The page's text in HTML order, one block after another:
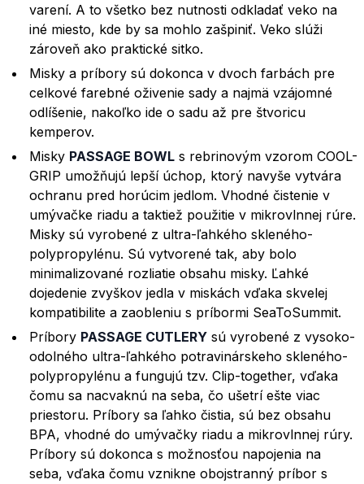
varení. A to všetko bez nutnosti odkladať veko na
iné miesto, kde by sa mohlo zašpiniť. Veko slúži
zároveň ako praktické sitko.
Misky a príbory sú dokonca v dvoch farbách pre
celkové farebné oživenie sady a najmä vzájomné
odlíšenie, nakoľko ide o sadu až pre štvoricu
kemperov.
Misky PASSAGE BOWL s rebrinovým vzorom COOL-
GRIP umožňujú lepší úchop, ktorý navyše vytvára
ochranu pred horúcim jedlom. Vhodné čistenie v
umývačke riadu a taktiež použitie v mikrovlnnej rúre.
Misky sú vyrobené z ultra-ľahkého skleného-
polypropylénu. Sú vytvorené tak, aby bolo
minimalizované rozliatie obsahu misky. Ľahké
dojedenie zvyškov jedla v miskách vďaka skvelej
kompatibilite a zaobleniu s príbormi SeaToSummit.
Príbory PASSAGE CUTLERY sú vyrobené z vysoko-
odolného ultra-ľahkého potravinárskeho skleného-
polypropylénu a fungujú tzv. Clip-together, vďaka
čomu sa nacvaknú na seba, čo ušetrí ešte viac
priestoru. Príbory sa ľahko čistia, sú bez obsahu
BPA, vhodné do umývačky riadu a mikrovlnnej rúry.
Príbory sú dokonca s možnosťou napojenia na
seba, vďaka čomu vznikne obojstranný príbor s